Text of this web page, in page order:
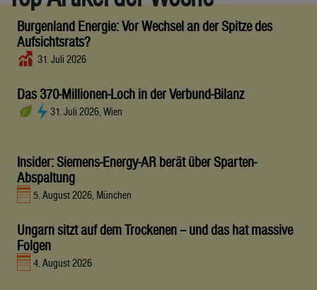
Burgenland Energie: Vor Wechsel an der Spitze des
Aufsichtsrats?
31. Juli 2026
Das 370-Millionen-Loch in der Verbund-Bilanz
31. Juli 2026, Wien
Insider: Siemens-Energy-AR berät über Sparten-
Abspaltung
5. August 2026, München
Ungarn sitzt auf dem Trockenen – und das hat massive
Folgen
4. August 2026